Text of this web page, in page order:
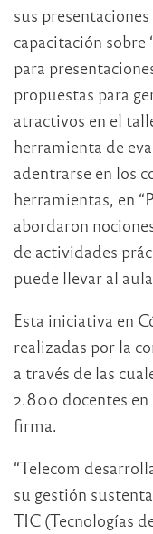
sus
capacitación sobre
para
propuestas para
atractivos en el
herramienta de
adentrarse en los
herramientas, en
abordaron
de actividades
puede llevar al
Esta iniciativa en
realizadas por la
a través de las
2.800 docentes en
firma.
“Telecom
su gestión
TIC (Tecnologías